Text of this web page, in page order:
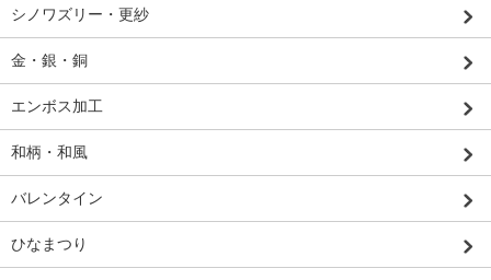
シノワズリー・更紗
金・銀・銅
エンボス加工
和柄・和風
バレンタイン
ひなまつり